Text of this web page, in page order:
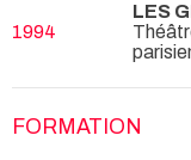
1994
LES
FORMATION